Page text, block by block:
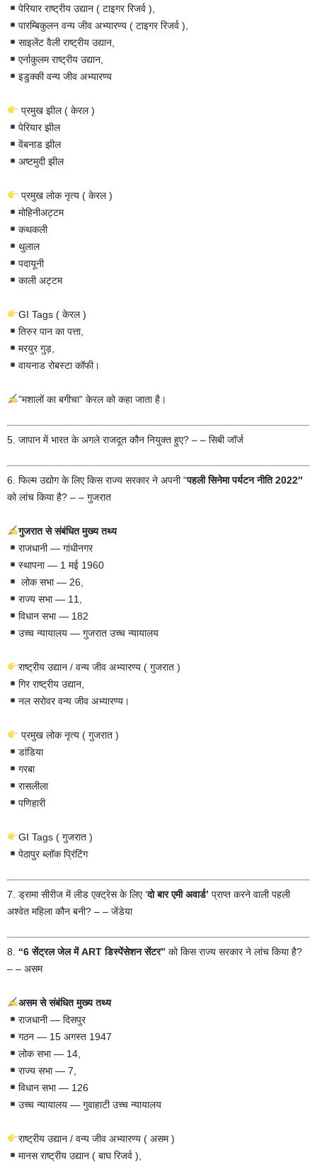
पेरियार राष्ट्रीय उद्यान ( टाइगर रिजर्व ),
पारम्बिकुलन वन्य जीव अभ्यारण्य ( टाइगर रिजर्व ),
साइलेंट वैली राष्ट्रीय उद्यान,
एर्नाकुलम राष्ट्रीय उद्यान,
इडुक्की वन्य जीव अभ्यारण्य
प्रमुख झील ( केरल )
पेरियार झील
वेंबनाड झील
अष्टमुदी झील
प्रमुख लोक नृत्य ( केरल )
मोहिनीअट्टम
कथकली
थुलाल
पदायूनी
काली अट्टम
GI Tags ( केरल )
तिरुर पान का पत्ता,
मरयुर गुड़,
वायनाड रोबस्टा कॉफी।
”मशालों का बगीचा” केरल को कहा जाता है।
5. जापान में भारत के अगले राजदूत कौन नियुक्त हुए? – – सिबी जॉर्ज
6. फिल्म उद्योग के लिए किस राज्य सरकार ने अपनी “पहली सिनेमा पर्यटन नीति 2022″
को लांच किया है? – – गुजरात
गुजरात से संबंधित मुख्य तथ्य
राजधानी — गांधीनगर
स्थापना — 1 मई 1960
लोक सभा — 26,
राज्य सभा — 11,
विधान सभा — 182
उच्च न्यायालय — गुजरात उच्च न्यायालय
राष्ट्रीय उद्यान / वन्य जीव अभ्यारण्य ( गुजरात )
गिर राष्ट्रीय उद्यान,
नल सरोवर वन्य जीव अभ्यारण्य।
प्रमुख लोक नृत्य ( गुजरात )
डांडिया
गरबा
रासलीला
पणिहारी
GI Tags ( गुजरात )
पेठापुर ब्लॉक प्रिंटिंग
7. ड्रामा सीरीज में लीड एक्ट्रेस के लिए ‘दो बार एमी अवार्ड’ प्राप्त करने वाली पहली
अश्वेत महिला कौन बनी? – – जेंडेया
8. “6 सेंट्रल जेल में ART डिस्पेंसेशन सेंटर” को किस राज्य सरकार ने लांच किया है?
– – असम
असम से संबंधित मुख्य तथ्य
राजधानी — दिसपुर
गठन — 15 अगस्त 1947
लोक सभा — 14,
राज्य सभा — 7,
विधान सभा — 126
उच्च न्यायालय — गुवाहाटी उच्च न्यायालय
राष्ट्रीय उद्यान / वन्य जीव अभ्यारण्य ( असम )
मानस राष्ट्रीय उद्यान ( बाघ रिजर्व ),